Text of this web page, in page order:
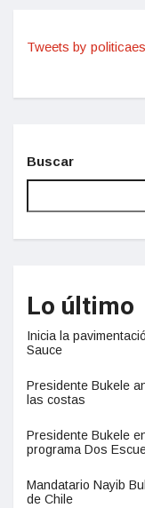
Tweets by
Buscar
Lo último
Inicia la
Sauce
Presidente Bukele
las costas
Presidente Bukele
programa Dos
Mandatario Nayib
de Chile